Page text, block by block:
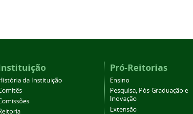
da Instituição
Pró-Reitorias
Ensino
Pesquisa, Pós-Graduação e
Inovação
Extensão